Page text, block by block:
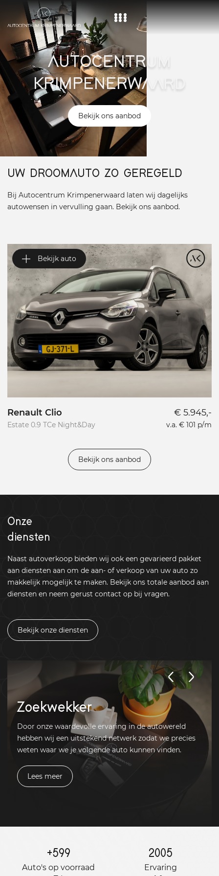
Home
Aanbod
Diensten
Over ons
Vacature
Contact
AUTOCENTRUM
KRIMPENERWAARD
Bekijk ons aanbod
UW DROOMAUTO ZO GEREGELD
Bij Autocentrum Krimpenerwaard laten wij dagelijks
autowensen in vervulling gaan. Bekijk ons aanbod.
Bekijk auto
Renault Clio
Estate 0.9 TCe Night&Day
€ 5.945,-
v.a. € 101 p/m
Bekijk ons aanbod
Onze
diensten
Naast autoverkoop bieden wij ook een gevarieerd pakket
aan diensten aan om de aan- of verkoop van uw auto zo
makkelijk mogelijk te maken. Bekijk ons totale aanbod aan
diensten en neem gerust contact op bij vragen.
Bekijk onze diensten
Zoekwekker
Door onze waardevolle ervaring in de autowereld
hebben wij een uitstekend netwerk zodat we precies
weten waar we je volgende auto kunnen vinden.
Lees meer
+599
Auto's op voorraad
2005
Ervaring